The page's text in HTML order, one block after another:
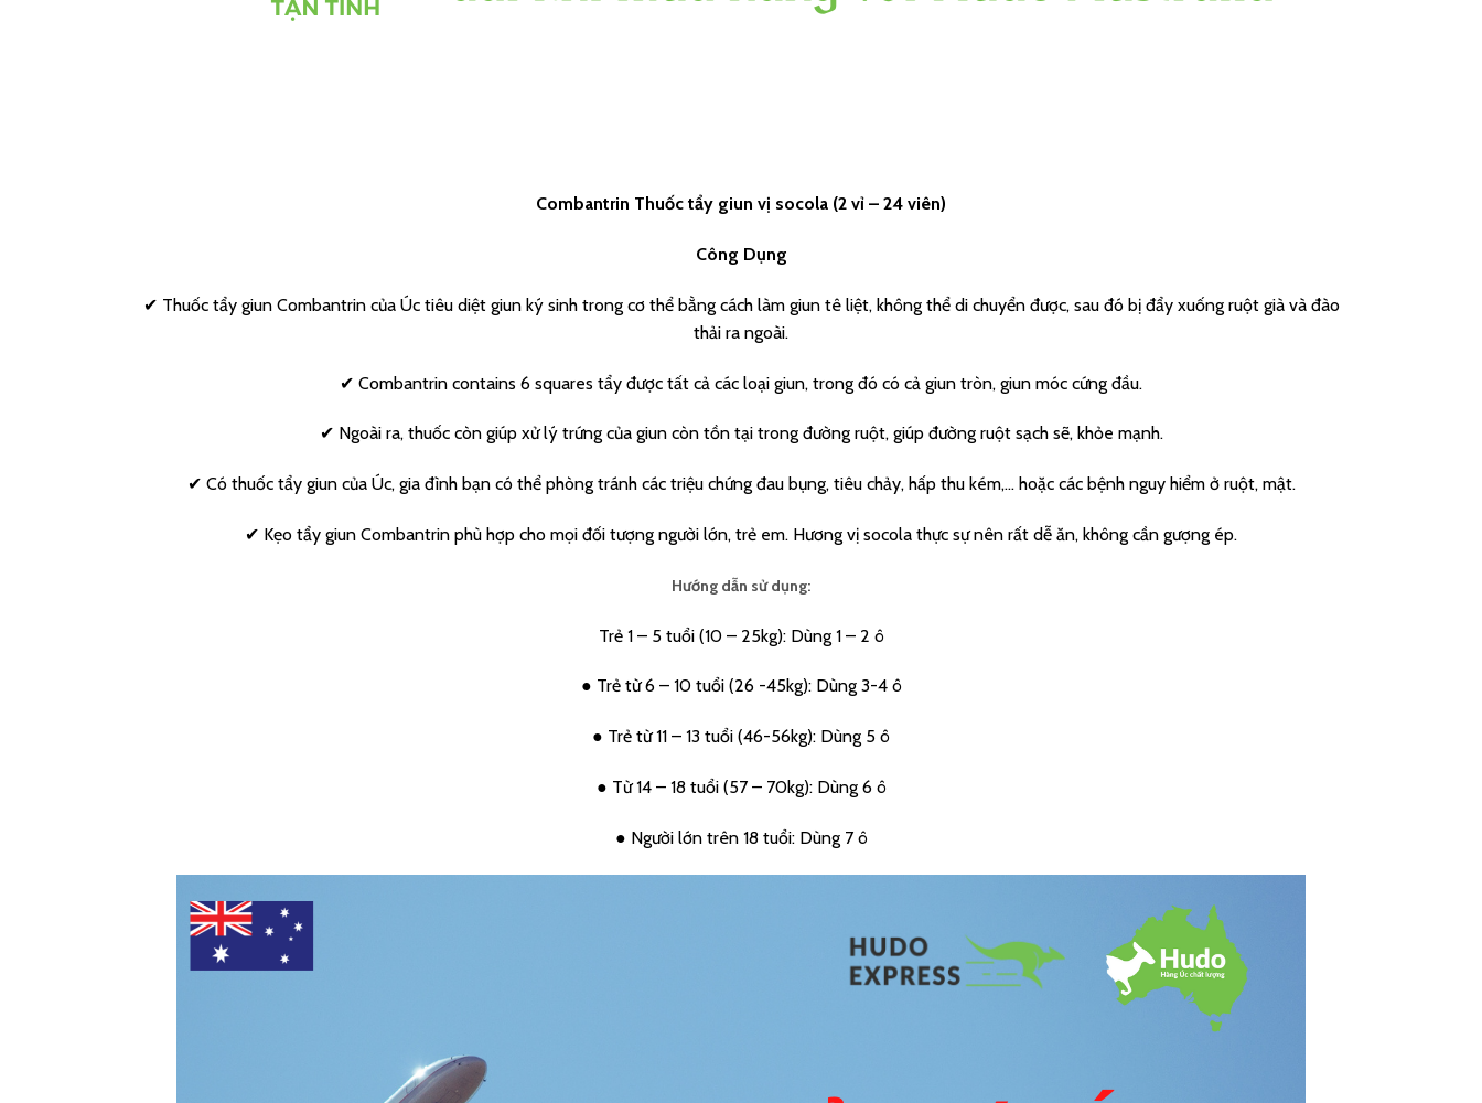
Combantrin Thuốc tẩy giun vị socola (2 vỉ – 24 viên)
Công Dụng
✔ Thuốc tẩy giun Combantrin của Úc tiêu diệt giun ký sinh trong cơ thể bằng cách làm giun tê liệt, không thể di chuyển được, sau đó bị đẩy xuống ruột già và đào
thải ra ngoài.
✔ Combantrin contains 6 squares tẩy được tất cả các loại giun, trong đó có cả giun tròn, giun móc cứng đầu.
✔ Ngoài ra, thuốc còn giúp xử lý trứng của giun còn tồn tại trong đường ruột, giúp đường ruột sạch sẽ, khỏe mạnh.
✔ Có thuốc tẩy giun của Úc, gia đình bạn có thể phòng tránh các triệu chứng đau bụng, tiêu chảy, hấp thu kém,… hoặc các bệnh nguy hiểm ở ruột, mật.
✔ Kẹo tẩy giun Combantrin phù hợp cho mọi đối tượng người lớn, trẻ em. Hương vị socola thực sự nên rất dễ ăn, không cần gượng ép.
Hướng dẫn sử dụng:
Trẻ 1 – 5 tuổi (10 – 25kg): Dùng 1 – 2 ô
● Trẻ từ 6 – 10 tuổi (26 -45kg): Dùng 3-4 ô
● Trẻ từ 11 – 13 tuổi (46-56kg): Dùng 5 ô
● Từ 14 – 18 tuổi (57 – 70kg): Dùng 6 ô
● Người lớn trên 18 tuổi: Dùng 7 ô